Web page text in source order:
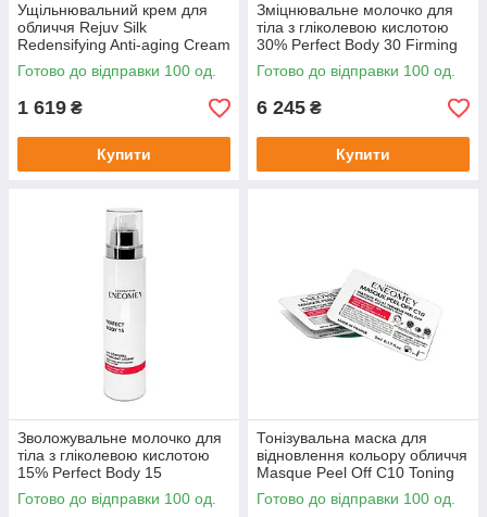
Ущільнювальний крем для
обличчя Rejuv Silk
Redensifying Anti-aging Cream
Eneomey, 12 мл
Готово до відправки 100 од.
1 619 ₴
Купити
Зміцнювальне молочко для
тіла з гліколевою кислотою
30% Perfect Body 30 Firming
Body Lotion Eneomey,150мл
Готово до відправки 100 од.
6 245 ₴
Купити
Зволожувальне молочко для
тіла з гліколевою кислотою
15% Perfect Body 15
Smoothing Moisturizing Body
LotionEneomey,150мл
Готово до відправки 100 од.
Тонізувальна маска для
відновлення кольору обличчя
Masque Peel Off C10 Toning
Peel Off Radiance Mask
Eneomey,6х5 мл
Готово до відправки 100 од.